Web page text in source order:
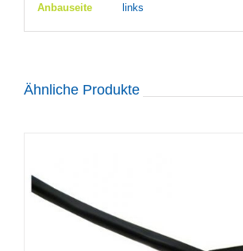
Anbauseite
links
Ähnliche Produkte